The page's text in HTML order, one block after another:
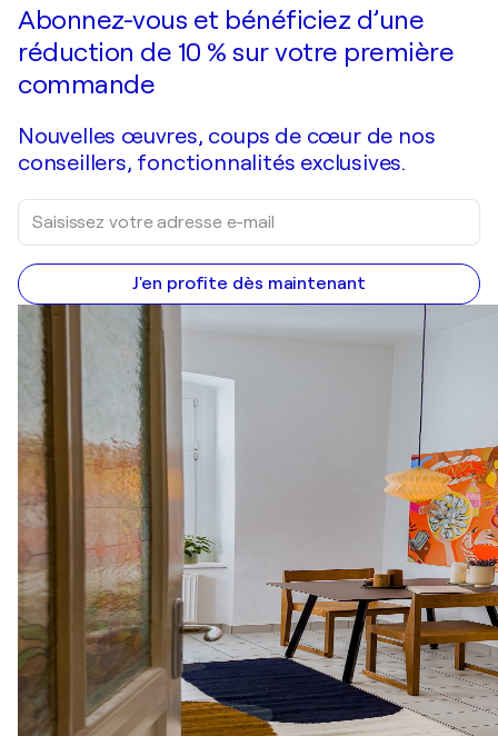
Abonnez-vous et bénéficiez d’une
réduction de 10 % sur votre première
commande
Nouvelles œuvres, coups de cœur de nos
conseillers, fonctionnalités exclusives.
J'en profite dès maintenant